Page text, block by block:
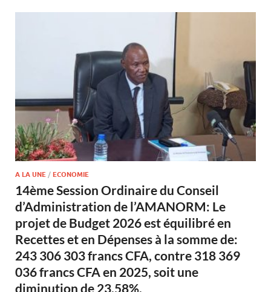
A LA UNE / ECONOMIE
14ème Session Ordinaire du Conseil
d’Administration de l’AMANORM: Le
projet de Budget 2026 est équilibré en
Recettes et en Dépenses à la somme de:
243 306 303 francs CFA, contre 318 369
036 francs CFA en 2025, soit une
diminution de 23,58%.